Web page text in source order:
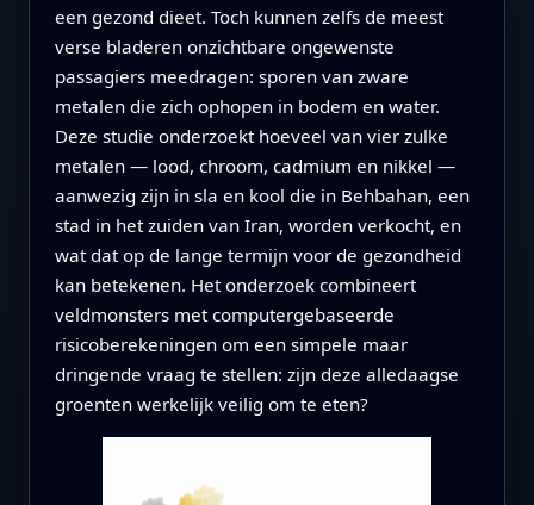
een gezond dieet. Toch kunnen zelfs de meest
verse bladeren onzichtbare ongewenste
passagiers meedragen: sporen van zware
metalen die zich ophopen in bodem en water.
Deze studie onderzoekt hoeveel van vier zulke
metalen — lood, chroom, cadmium en nikkel —
aanwezig zijn in sla en kool die in Behbahan, een
stad in het zuiden van Iran, worden verkocht, en
wat dat op de lange termijn voor de gezondheid
kan betekenen. Het onderzoek combineert
veldmonsters met computergebaseerde
risicoberekeningen om een simpele maar
dringende vraag te stellen: zijn deze alledaagse
groenten werkelijk veilig om te eten?